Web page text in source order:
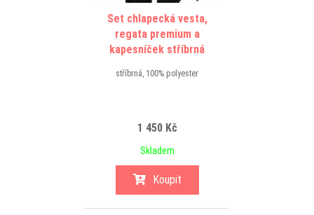
Set chlapecká vesta,
regata premium a
kapesníček stříbrná
stříbrná, 100% polyester
1 450 Kč
Skladem
Koupit